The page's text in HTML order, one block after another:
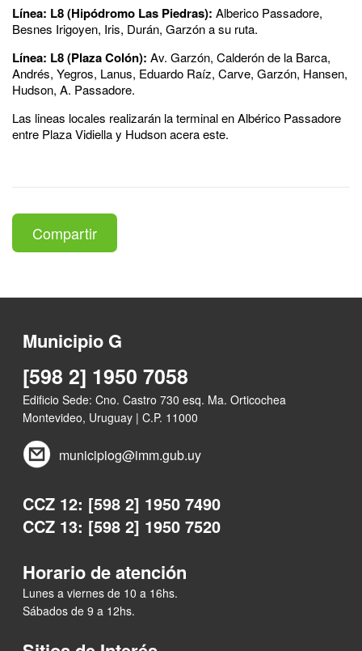
Línea: L8 (Hipódromo Las Piedras): Alberico Passadore,
Besnes Irigoyen, Iris, Durán, Garzón a su ruta.
Línea: L8 (Plaza Colón): Av. Garzón, Calderón de la Barca,
Andrés, Yegros, Lanus, Eduardo Raíz, Carve, Garzón, Hansen,
Hudson, A. Passadore.
Las lineas locales realizarán la terminal en Albérico Passadore
entre Plaza Vidiella y Hudson acera este.
Compartir
Municipio G
[598 2] 1950 7058
Edificio Sede: Cno. Castro 730 esq. Ma. Orticochea
Montevideo, Uruguay | C.P. 11000
municipiog@imm.gub.uy
CCZ 12: [598 2] 1950 7490
CCZ 13: [598 2] 1950 7520
Horario de atención
Lunes a viernes de 10 a 16hs.
Sábados de 9 a 12hs.